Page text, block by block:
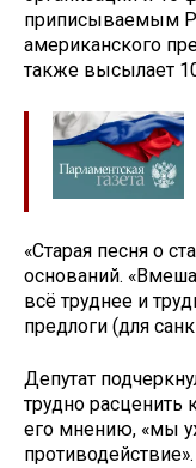
приписываемым
американского
также высылает
«Старая песня о
оснований.
всё труднее и
предлоги (для
Депутат
трудно расценить
его мнению, «мы
противодействие».